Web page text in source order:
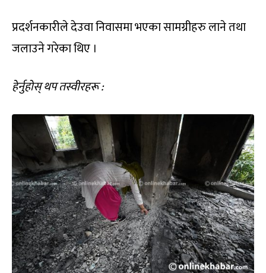
प्रदर्शनकारीले देउवा निवासमा भएका सामग्रीहरु लाने तथा
जलाउने गरेका थिए ।
हेर्नुहोस् थप तस्वीरहरू :